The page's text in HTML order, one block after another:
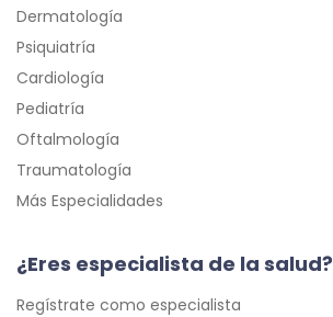
Dermatología
Psiquiatría
Cardiología
Pediatría
Oftalmología
Traumatología
Más Especialidades
¿Eres especialista de la salud?
Regístrate como especialista